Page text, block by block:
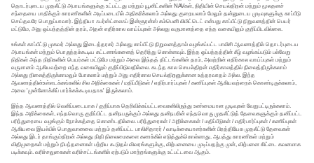
தொடர்புடைய முதலீட்டு அபாயங்களுக்கு உட்பட்டது மற்றும் யூனிட்களின் NAVகள், நிதியின் செயல்திறன் மற்றும் மூலதனச்
சந்தையை பாதிக்கும் காரணிகளின் அடிப்படையில் அதிகரிக்கலாம் அல்லது குறையலாம் மேலும் தன்னுடைய முடிவுகளுக்கு காப்பீடு
செய்தவரே பொறுப்பாவார். இந்தியா ஃபர்ஸ்ட்லைஃப் இன்சூரன்ஸ் கம்பெனி லிமிட்டெட் என்பது காப்பீட்டு நிறுவனத்தின் பெயர்
மட்டுமே, அது ஒப்பந்தத்தின் தரம், அதன் எதிர்கால வாய்ப்புகள் அல்லது வருமானத்தை எந்த வகையிலும் குறிப்பிடவில்லை.
உங்கள் காப்பீட்டு முகவர் அல்லது இடைத்தரகர் அல்லது காப்பீட்டு நிறுவனத்தால் வழங்கப்பட்ட பாலிசி ஆவணத்தில் தொடர்புடைய
அபாயங்கள் மற்றும் பொருந்தக்கூடிய கட்டணங்களைத் தெரிந்து கொள்ளவும். இந்த ஒப்பந்தத்தின் கீழ் வழங்கப்படும் பல்வேறு
நிதிகள் அந்த நிதிகளின் பெயர்கள் மட்டுமே மற்றும் அவை இந்தத் திட்டங்களின் தரம், அவற்றின் எதிர்கால வாய்ப்புகள் மற்றும்
வருமானம் ஆகியவற்றை எந்த வகையிலும் குறிப்பிடுவதில்லை. கடந்த கால செயல்திறன் எதிர்காலத்தில் நிலைத்திருக்கலாம்
அல்லது நிலைத்திருக்காமலும் போகலாம் மற்றும் அது எதிர்கால செயல்திறனுக்கான உத்தரவாதம் அல்ல. இந்த
ஆவணத்தின்உள்ளடக்கங்களில் சில அறிக்கைகள் / மதிப்பீடுகள் / எதிர்பார்ப்புகள் / கணிப்புகள் ஆகியவற்றைக் கொண்டிருக்கலாம்,
அவை 'முன்னோக்கிப் பார்க்கக்கூடியதாக' இருக்கலாம்.
இந்த ஆவணத்தில் வெளிப்படையாக / குறிப்பாக தெரிவிக்கப்பட்டவைகளிலிருந்து உண்மையான முடிவுகள் வேறுபட்டிருக்கலாம்.
இந்த அறிக்கைகள், எந்தவொரு குறிப்பிட்ட தனிநபருக்கும் அல்லது தனிநபரின் எந்தவொரு முதலீட்டுத் தேவைகளுக்கும் தனிப்பட்ட
பரிந்துரையை வழங்கும் நோக்கத்தை கொண்டதில்லை. பரிந்துரைகள் / அறிக்கைகள் / மதிப்பீடுகள் / எதிர்பார்ப்புகள் / கணிப்புகள்
ஆகியவை இயல்பில் பொதுவானவை மற்றும் தனிப்பட்ட பாலிசிதாரர் / வாடிக்கையாளர்களின் பிரத்தியேக முதலீட்டு தேவைகள்
அல்லது இடர் தாங்கும்திறன் அல்லது நிதி நிலைமைகளை கணக்கில் எடுத்துக்கொள்ளாது. ஆபத்து காரணிகள் மற்றும்
விதிமுறைகள் மற்றும் நிபந்தனைகள் பற்றிய கூடுதல் விவரங்களுக்கு, விற்பனையை முடிப்பதற்கு முன், விற்பனை கிட்டை கவனமாக
படிக்கவும். வரிச்சலுகைகள் வரிச்சட்டங்களில் ஏற்படும் மாற்றங்களுக்கு உட்பட்டவை ஆகும்.